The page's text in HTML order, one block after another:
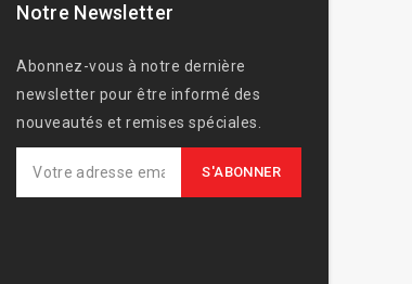
Notre Newsletter
Abonnez-vous à notre dernière
newsletter pour être informé des
nouveautés et remises spéciales.